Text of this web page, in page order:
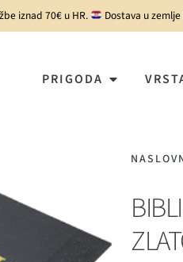
iznad 70€ u HR. Dostava u zemlje
PRIGODA